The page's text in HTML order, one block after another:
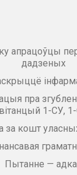
апрацоўцы
дадзеных
пра
1-СУ,
за кошт
Пытанне —